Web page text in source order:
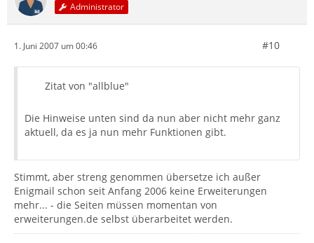
Administrator
1. Juni 2007 um 00:46 #10
Zitat von "allblue"
Die Hinweise unten sind da nun aber nicht mehr ganz
aktuell, da es ja nun mehr Funktionen gibt.
Stimmt, aber streng genommen übersetze ich außer
Enigmail schon seit Anfang 2006 keine Erweiterungen
mehr... - die Seiten müssen momentan von
erweiterungen.de selbst überarbeitet werden.